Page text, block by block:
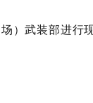
）武装部进行